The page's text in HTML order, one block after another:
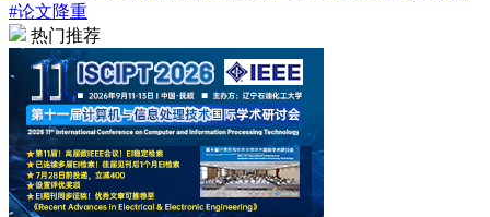
#论文降重
热门推荐